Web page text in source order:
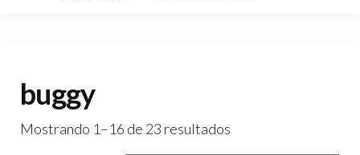
buggy
Mostrando 1–16 de 23 resultados